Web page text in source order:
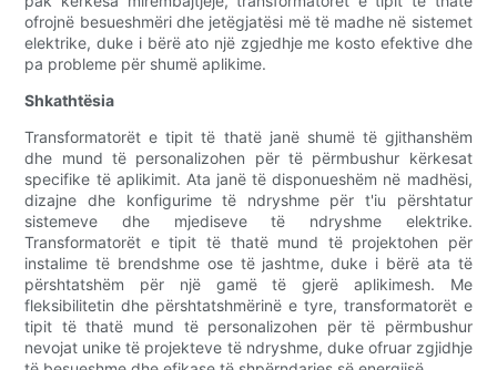
ofrojnë besueshmëri dhe jetëgjatësi më të madhe në sistemet
elektrike, duke i bërë ato një zgjedhje me kosto efektive dhe
pa probleme për shumë aplikime.
Shkathtësia
Transformatorët e tipit të thatë janë shumë të gjithanshëm
dhe mund të personalizohen për të përmbushur kërkesat
specifike të aplikimit. Ata janë të disponueshëm në madhësi,
dizajne dhe konfigurime të ndryshme për t'iu përshtatur
sistemeve dhe mjediseve të ndryshme elektrike.
Transformatorët e tipit të thatë mund të projektohen për
instalime të brendshme ose të jashtme, duke i bërë ata të
përshtatshëm për një gamë të gjerë aplikimesh. Me
fleksibilitetin dhe përshtatshmërinë e tyre, transformatorët e
tipit të thatë mund të personalizohen për të përmbushur
nevojat unike të projekteve të ndryshme, duke ofruar zgjidhje